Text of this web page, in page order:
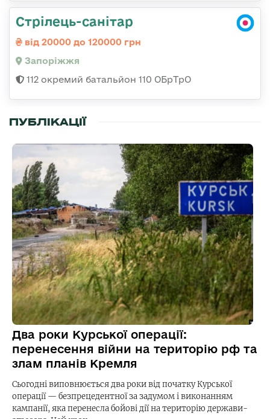
Стрілець-санітар
від 20000 до 120000 грн
Запоріжжя
112 окремий батальйон 110 ОБрТрО
ПУБЛІКАЦІЇ
Два роки Курської операції:
перенесення війни на територію рф та
злам планів Кремля
Сьогодні виповнюється два роки від початку Курської
операції — безпрецедентної за задумом і виконанням
кампанії, яка перенесла бойові дії на територію держави-